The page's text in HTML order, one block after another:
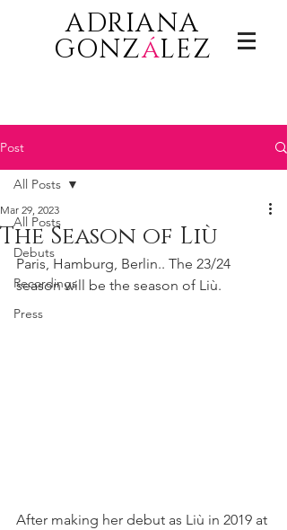
ADRIANA
GONZáLEZ
Post
All Posts
Debuts
Recordings
Press
All Posts
The Season of Liù
Mar 29, 2023
Paris, Hamburg, Berlin.. The 23/24
season will be the season of Liù.
After making her debut as Liù in 2019 at